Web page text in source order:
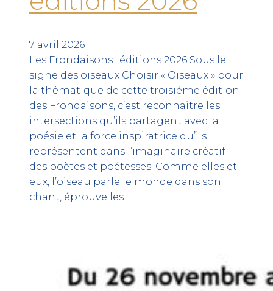
7 avril 2026
Les Frondaisons : éditions 2026 Sous le
signe des oiseaux Choisir « Oiseaux » pour
la thématique de cette troisième édition
des Frondaisons, c’est reconnaitre les
intersections qu’ils partagent avec la
poésie et la force inspiratrice qu’ils
représentent dans l’imaginaire créatif
des poètes et poétesses. Comme elles et
eux, l’oiseau parle le monde dans son
chant, éprouve les…